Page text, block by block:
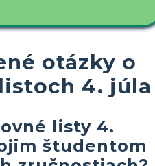
otázky o
4. júla
listy 4.
študentom